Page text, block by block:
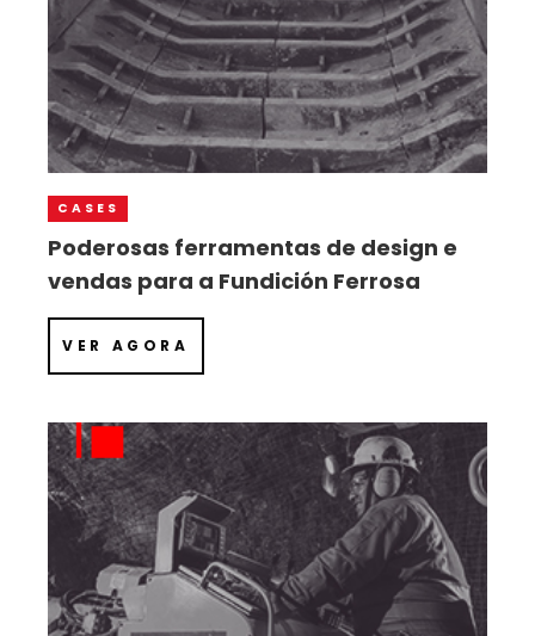
CASES
Poderosas ferramentas de design e
vendas para a Fundición Ferrosa
VER AGORA